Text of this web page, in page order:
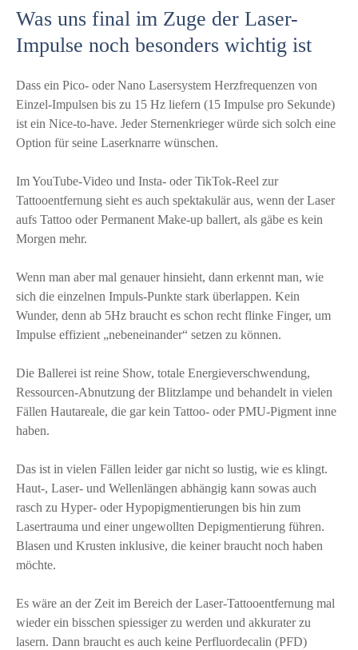
Was uns final im Zuge der Laser-
Impulse noch besonders wichtig ist
Dass ein Pico- oder Nano Lasersystem Herzfrequenzen von
Einzel-Impulsen bis zu 15 Hz liefern (15 Impulse pro Sekunde)
ist ein Nice-to-have. Jeder Sternenkrieger würde sich solch eine
Option für seine Laserknarre wünschen.
Im YouTube-Video und Insta- oder TikTok-Reel zur
Tattooentfernung sieht es auch spektakulär aus, wenn der Laser
aufs Tattoo oder Permanent Make-up ballert, als gäbe es kein
Morgen mehr.
Wenn man aber mal genauer hinsieht, dann erkennt man, wie
sich die einzelnen Impuls-Punkte stark überlappen. Kein
Wunder, denn ab 5Hz braucht es schon recht flinke Finger, um
Impulse effizient „nebeneinander“ setzen zu können.
Die Ballerei ist reine Show, totale Energieverschwendung,
Ressourcen-Abnutzung der Blitzlampe und behandelt in vielen
Fällen Hautareale, die gar kein Tattoo- oder PMU-Pigment inne
haben.
Das ist in vielen Fällen leider gar nicht so lustig, wie es klingt.
Haut-, Laser- und Wellenlängen abhängig kann sowas auch
rasch zu Hyper- oder Hypopigmentierungen bis hin zum
Lasertrauma und einer ungewollten Depigmentierung führen.
Blasen und Krusten inklusive, die keiner braucht noch haben
möchte.
Es wäre an der Zeit im Bereich der Laser-Tattooentfernung mal
wieder ein bisschen spiessiger zu werden und akkurater zu
lasern. Dann braucht es auch keine Perfluordecalin (PFD)